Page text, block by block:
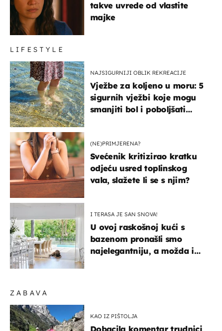
ZABAVA
KAO IZ PIŠTOLJA
Dobacila komentar trudnici
takve uvrede od vlastite
majke
LIFESTYLE
NAJSIGURNIJI OBLIK REKREACIJE
Vježbe za koljeno u moru: 5
sigurnih vježbi koje mogu
smanjiti bol i poboljšati
(NE)PRIMJERENA?
Svećenik kritizirao kratku
odjeću usred toplinskog
vala, slažete li se s njim?
I TERASA JE SAN SNOVA!
U ovoj raskošnoj kući s
bazenom pronašli smo
najelegantniju, a možda i